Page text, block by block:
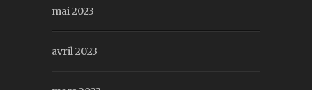
mai 2023
avril 2023